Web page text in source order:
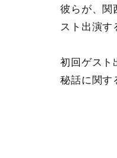
彼らが、関
スト出演す
初回ゲスト
秘話に関す